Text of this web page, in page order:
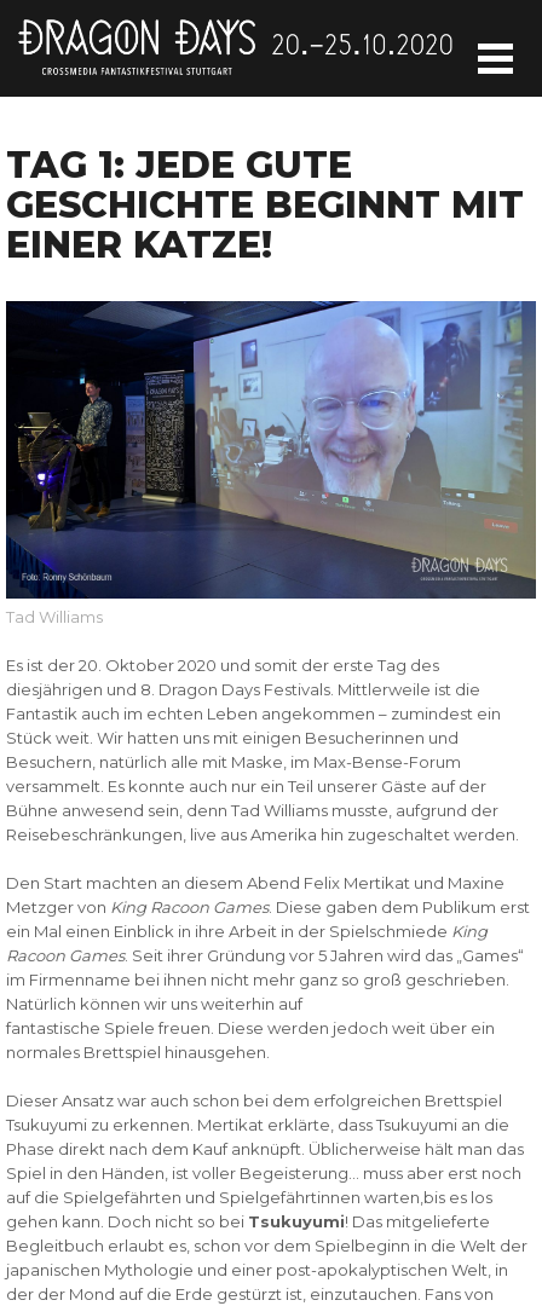
TAG 1: JEDE GUTE
GESCHICHTE BEGINNT MIT
EINER KATZE!
Tad Williams
Es ist der 20. Oktober 2020 und somit der erste Tag des
diesjährigen und 8. Dragon Days Festivals. Mittlerweile ist die
Fantastik auch im echten Leben angekommen – zumindest ein
Stück weit. Wir hatten uns mit einigen Besucherinnen und
Besuchern, natürlich alle mit Maske, im Max-Bense-Forum
versammelt. Es konnte auch nur ein Teil unserer Gäste auf der
Bühne anwesend sein, denn Tad Williams musste, aufgrund der
Reisebeschränkungen, live aus Amerika hin zugeschaltet werden.
Den Start machten an diesem Abend Felix Mertikat und Maxine
Metzger von King Racoon Games. Diese gaben dem Publikum erst
ein Mal einen Einblick in ihre Arbeit in der Spielschmiede King
Racoon Games. Seit ihrer Gründung vor 5 Jahren wird das „Games“
im Firmenname bei ihnen nicht mehr ganz so groß geschrieben.
Natürlich können wir uns weiterhin auf
fantastische Spiele freuen. Diese werden jedoch weit über ein
normales Brettspiel hinausgehen.
Dieser Ansatz war auch schon bei dem erfolgreichen Brettspiel
Tsukuyumi zu erkennen. Mertikat erklärte, dass Tsukuyumi an die
Phase direkt nach dem Kauf anknüpft. Üblicherweise hält man das
Spiel in den Händen, ist voller Begeisterung… muss aber erst noch
auf die Spielgefährten und Spielgefährtinnen warten,bis es los
gehen kann. Doch nicht so bei Tsukuyumi! Das mitgelieferte
Begleitbuch erlaubt es, schon vor dem Spielbeginn in die Welt der
japanischen Mythologie und einer post-apokalyptischen Welt, in
der der Mond auf die Erde gestürzt ist, einzutauchen. Fans von